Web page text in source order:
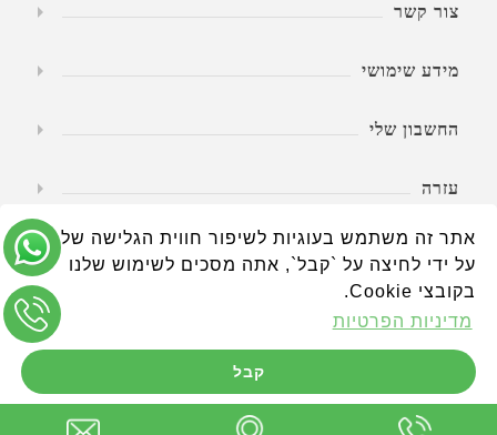
אתר זה משתמש בעוגיות לשיפור חווית הגלישה שלך.
על ידי לחיצה על `קבל`, אתה מסכים לשימוש שלנו
בקובצי Cookie.
מדיניות הפרטיות
קבל
צור קשר
מידע שימושי
החשבון שלי
עזרה
שעות פעילות
טבע החיים - הכל לגיל השלישי www.wheelchairs.co.il © כל הזכויות
שמורות.